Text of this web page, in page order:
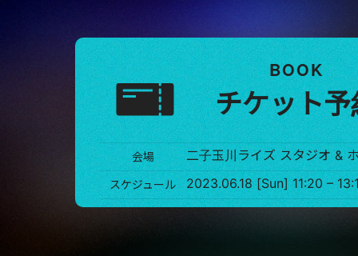
BOOK
チケット予
会場 二子玉川ライズ スタジオ &
スケジュール 2023.06.18 [Sun] 11:20 –